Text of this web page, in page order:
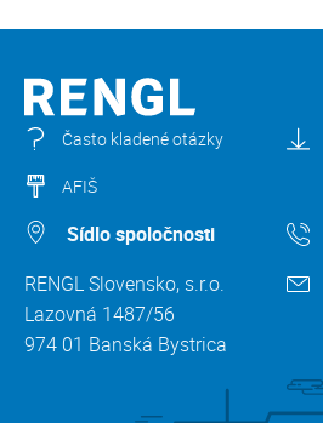
Často kladené otázky
AFIŠ
Sídlo spoločnosti
RENGL Slovensko, s.r.o.
Lazovná 1487/56
974 01 Banská Bystrica